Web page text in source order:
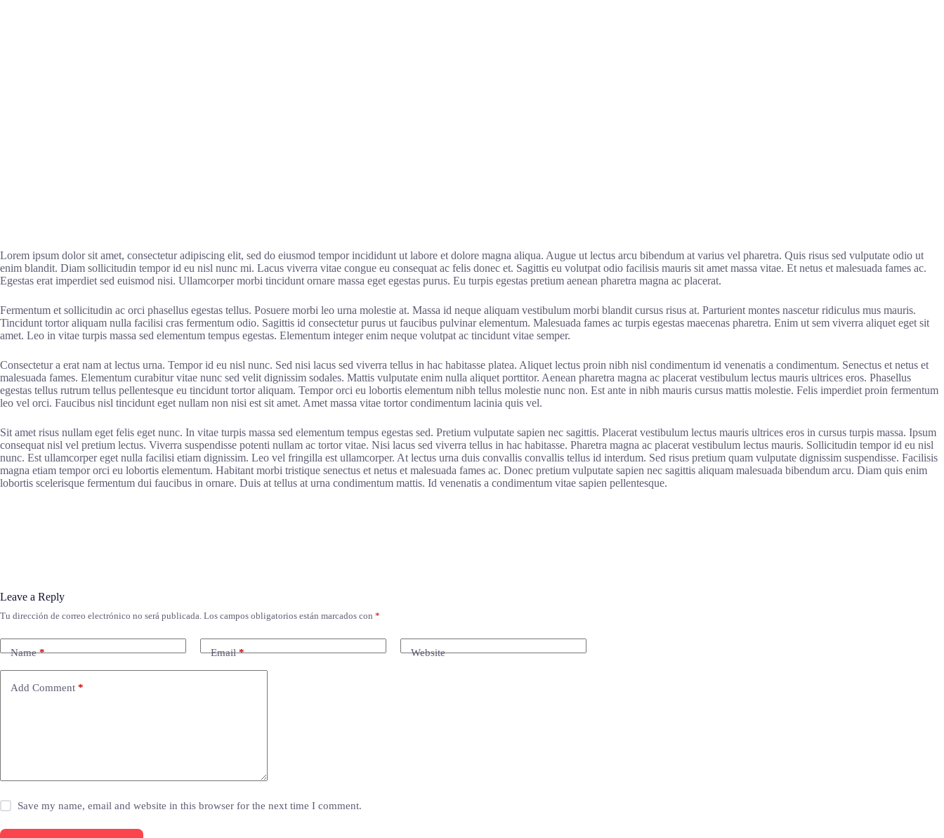
Lorem ipsum dolor sit amet, consectetur adipiscing elit, sed do eiusmod tempor incididunt ut labore et dolore magna aliqua. Augue ut lectus arcu bibendum at varius vel pharetra. Quis risus sed vulputate odio ut
enim blandit. Diam sollicitudin tempor id eu nisl nunc mi. Lacus viverra vitae congue eu consequat ac felis donec et. Sagittis eu volutpat odio facilisis mauris sit amet massa vitae. Et netus et malesuada fames ac.
Egestas erat imperdiet sed euismod nisi. Ullamcorper morbi tincidunt ornare massa eget egestas purus. Eu turpis egestas pretium aenean pharetra magna ac placerat.
Fermentum et sollicitudin ac orci phasellus egestas tellus. Posuere morbi leo urna molestie at. Massa id neque aliquam vestibulum morbi blandit cursus risus at. Parturient montes nascetur ridiculus mus mauris.
Tincidunt tortor aliquam nulla facilisi cras fermentum odio. Sagittis id consectetur purus ut faucibus pulvinar elementum. Malesuada fames ac turpis egestas maecenas pharetra. Enim ut sem viverra aliquet eget sit
amet. Leo in vitae turpis massa sed elementum tempus egestas. Elementum integer enim neque volutpat ac tincidunt vitae semper.
Consectetur a erat nam at lectus urna. Tempor id eu nisl nunc. Sed nisi lacus sed viverra tellus in hac habitasse platea. Aliquet lectus proin nibh nisl condimentum id venenatis a condimentum. Senectus et netus et
malesuada fames. Elementum curabitur vitae nunc sed velit dignissim sodales. Mattis vulputate enim nulla aliquet porttitor. Aenean pharetra magna ac placerat vestibulum lectus mauris ultrices eros. Phasellus
egestas tellus rutrum tellus pellentesque eu tincidunt tortor aliquam. Tempor orci eu lobortis elementum nibh tellus molestie nunc non. Est ante in nibh mauris cursus mattis molestie. Felis imperdiet proin fermentum
leo vel orci. Faucibus nisl tincidunt eget nullam non nisi est sit amet. Amet massa vitae tortor condimentum lacinia quis vel.
Sit amet risus nullam eget felis eget nunc. In vitae turpis massa sed elementum tempus egestas sed. Pretium vulputate sapien nec sagittis. Placerat vestibulum lectus mauris ultrices eros in cursus turpis massa. Ipsum
consequat nisl vel pretium lectus. Viverra suspendisse potenti nullam ac tortor vitae. Nisi lacus sed viverra tellus in hac habitasse. Pharetra magna ac placerat vestibulum lectus mauris. Sollicitudin tempor id eu nisl
nunc. Est ullamcorper eget nulla facilisi etiam dignissim. Leo vel fringilla est ullamcorper. At lectus urna duis convallis convallis tellus id interdum. Sed risus pretium quam vulputate dignissim suspendisse. Facilisis
magna etiam tempor orci eu lobortis elementum. Habitant morbi tristique senectus et netus et malesuada fames ac. Donec pretium vulputate sapien nec sagittis aliquam malesuada bibendum arcu. Diam quis enim
lobortis scelerisque fermentum dui faucibus in ornare. Duis at tellus at urna condimentum mattis. Id venenatis a condimentum vitae sapien pellentesque.
Leave a Reply
Tu dirección de correo electrónico no será publicada. Los campos obligatorios están marcados con *
Name* Email* Website
Add Comment *
Save my name, email and website in this browser for the next time I comment.